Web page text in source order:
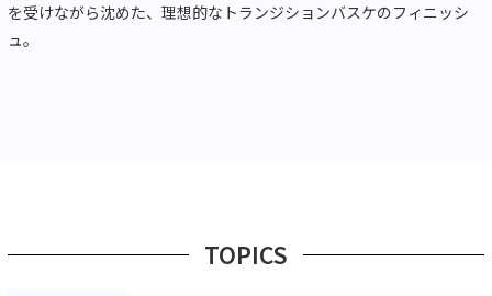
を受けながら沈めた、理想的なトランジションバスケのフィニッシ
ュ。
TOPICS